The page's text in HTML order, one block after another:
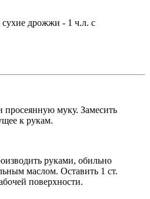
дрожжи - 1 ч.л. с
муку. Замесить
к рукам.
руками, обильно
маслом. Оставить 1 ст.
поверхности.